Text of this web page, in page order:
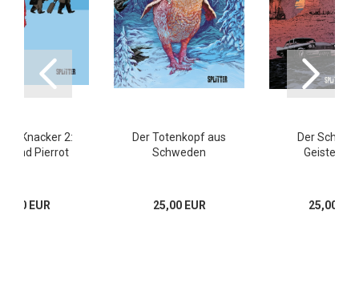
Knacker 2:
and Pierrot
EUR
Der Totenkopf aus
Schweden
25,00 EUR
Der Schatz
25,00